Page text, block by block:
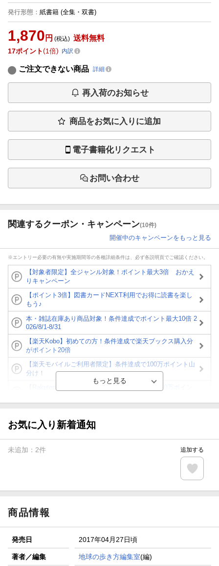
発行形態 ： 紙書籍 (全集・双書)
1,870 円 (税込) 送料無料
17ポイント 1倍 内訳
ご注文できない商品 詳細
再入荷のお知らせ
商品をお気に入りに追加
電子書籍化リクエスト
お問い合わせ
関連するクーポン・キャンペーン(10件)
開催中のキャンペーンをもっと見る
※エントリー必要の有無や実施期間等の各種詳細条件は、必ず各説明頁でご確認ください。
【対象者限定】全ジャンル対象！ポイント最大3倍 おかえ
りキャンペーン
【ポイント3倍】図書カードNEXT利用でお得に読書を楽し
もう♪
本・雑誌在庫あり商品対象！条件達成でポイント最大10倍 2
026/8/1-8/31
【楽天Kobo】初めての方！条件達成で楽天ブックス購入分
がポイント20倍
【楽天モバイルご利用者限定】条件達成で100万ポイント山
分け！
が当たる！
楽天モバイル紹介キャンペーンの拡散で300円OFFクーポン
条件達成で楽天限定・宝塚歌劇 宙組貸切公演ペアチケット
お気に入り新着通知
未追加： 2件 追加する
商品情報
発売日 2017年04月27日頃
著者／編集 地球の歩き方編集室(編)